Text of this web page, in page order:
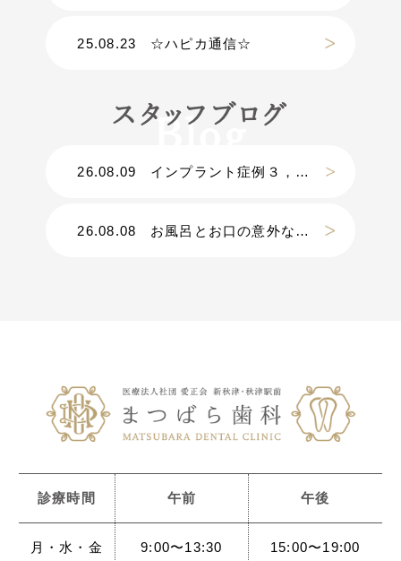
25.08.23 ☆ハピカ通信☆
スタッフブログ
26.08.09 インプラント症例３，０００件以上｜Ｄｒ.松原の手術に密着【密着第④弾】
26.08.08 お風呂とお口の意外な関係
診療時間 午前 午後
月・水・金 9:00〜13:30 15:00〜19:00